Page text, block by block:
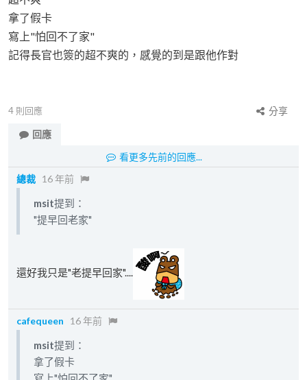
拿了假卡
寫上"怕回不了家"
記得長官也簽的超不爽的，感覺的到是跟他作對
4 則回應
分享
回應
看更多先前的回應...
總裁 16 年前
msit提到：
"提早回老家"
還好我只是"老提早回家"....
cafequeen 16 年前
msit提到：
拿了假卡